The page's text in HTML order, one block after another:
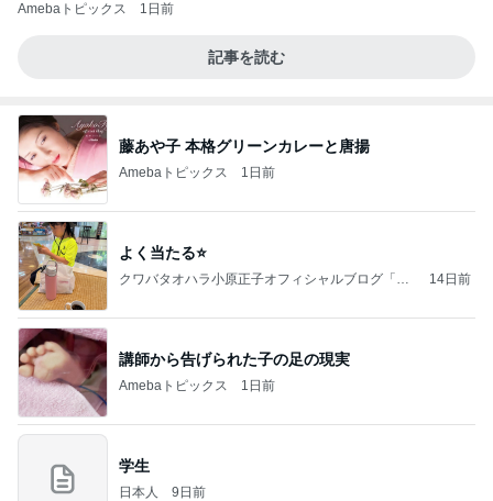
Amebaトピックス 1日前
記事を読む
藤あや子 本格グリーンカレーと唐揚
Amebaトピックス 1日前
よく当たる⭐️
クワバタオハラ小原正子オフィシャルブログ「女
14日前
講師から告げられた子の足の現実
Amebaトピックス 1日前
学生
日本人 9日前